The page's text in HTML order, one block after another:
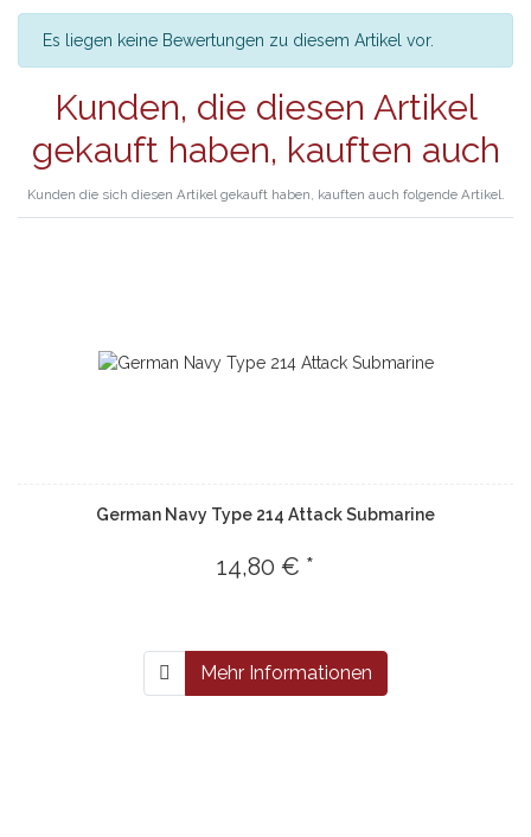
Es liegen keine Bewertungen zu diesem Artikel vor.
Kunden, die diesen Artikel
gekauft haben, kauften auch
Kunden die sich diesen Artikel gekauft haben, kauften auch folgende Artikel.
German Navy Type 214 Attack Submarine
14,80 € *
Mehr Informationen